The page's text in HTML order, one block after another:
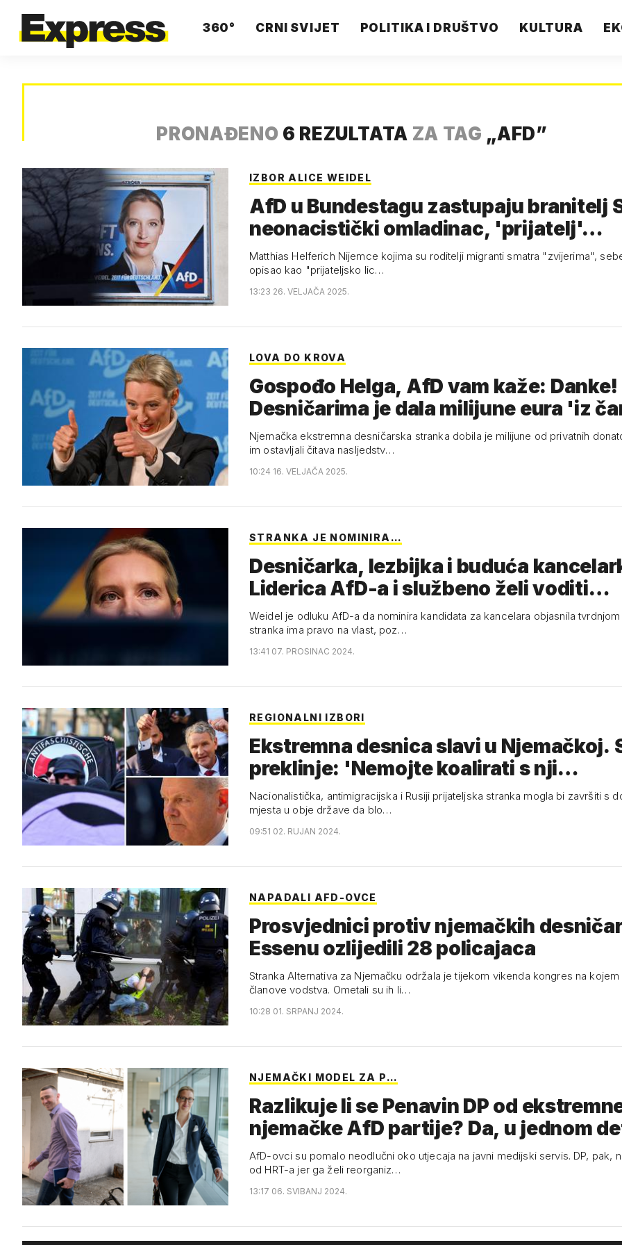
360° CRNI SVIJET POLITIKA I DRUŠTVO KULTURA
PRONAĐENO 6 REZULTATA ZA TAG „AFD”
IZBOR ALICE WEIDEL
AfD u Bundestagu zastupaju branitelj
neonacistički omladinac, 'prijatelj'…
Matthias Helferich Nijemce kojima su roditelji migranti smatra "zvijerima",
opisao kao "prijateljsko lic…
13:23 26. VELJAČA 2025.
LOVA DO KROVA
Gospođo Helga, AfD vam kaže: Danke!
Desničarima je dala milijune eura 'iz
Njemačka ekstremna desničarska stranka dobila je milijune od privatnih
im ostavljali čitava nasljedstv…
10:24 16. VELJAČA 2025.
STRANKA JE NOMINIRA…
Desničarka, lezbijka i buduća
Liderica AfD-a i službeno želi voditi…
Weidel je odluku AfD-a da nominira kandidata za kancelara objasnila
stranka ima pravo na vlast, poz…
13:41 07. PROSINAC 2024.
REGIONALNI IZBORI
Ekstremna desnica slavi u Njemačkoj.
preklinje: 'Nemojte koalirati s nji…
Nacionalistička, antimigracijska i Rusiji prijateljska stranka mogla bi završiti s
mjesta u obje države da blo…
09:51 02. RUJAN 2024.
NAPADALI AFD-OVCE
Prosvjednici protiv njemačkih
Essenu ozlijedili 28 policajaca
Stranka Alternativa za Njemačku održala je tijekom vikenda kongres na kojem
članove vodstva. Ometali su ih li…
10:28 01. SRPANJ 2024.
NJEMAČKI MODEL ZA P…
Razlikuje li se Penavin DP od
njemačke AfD partije? Da, u jednom
AfD-ovci su pomalo neodlučni oko utjecaja na javni medijski servis. DP, pak,
od HRT-a jer ga želi reorganiz…
13:17 06. SVIBANJ 2024.